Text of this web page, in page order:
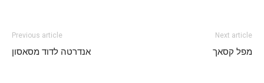
Previous article
אנדרטה לדוד מסאסון
Next article
מפל קסאך